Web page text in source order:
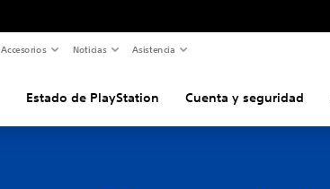
Accesorios Noticias Asistencia
Estado de PlayStation Cuenta y seguridad